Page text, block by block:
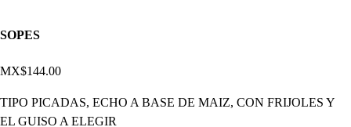
SOPES
MX$144.00
TIPO PICADAS, ECHO A BASE DE MAIZ, CON FRIJOLES Y
EL GUISO A ELEGIR